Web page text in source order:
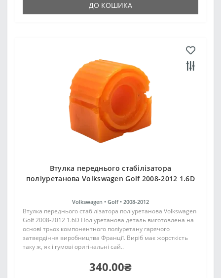
ДО КОШИКА
Втулка переднього стабілізатора
поліуретанова Volkswagen Golf 2008-2012 1.6D
Volkswagen • Golf • 2008-2012
Втулка переднього стабілізатора поліуретанова Volkswagen
Golf 2008-2012 1.6D Поліуретанова деталь виготовлена на
основі трьох компонентного поліуретану гарячого
затвердіння виробництва Франції. Виріб має жорсткість
таку ж, як і гумові оригінальні сай..
340.00₴